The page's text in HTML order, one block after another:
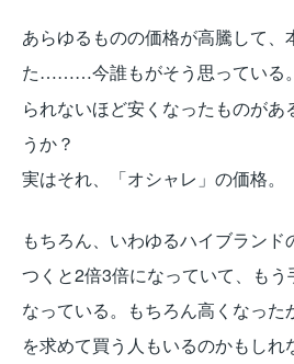
あらゆるものの価格が高騰して、
た………今誰もがそう思っている
られないほど安くなったものがあ
うか？
実はそれ、「オシャレ」の価格。
もちろん、いわゆるハイブラン
つくと2倍3倍になっていて、もう
なっている。もちろん高くなった
を求めて買う人もいるのかもしれ